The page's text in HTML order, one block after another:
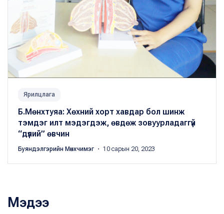
Ярилцлага
Б.Мөнхтуяа: Хөхний хорт хавдар бол шинж
тэмдэг илт мэдэгдэж, өвдөж зовуурладаггүй
“дүлий” өвчин
Буяндэлгэрийн Мөнхчимэг ・ 10 сарын 20, 2023
Мэдээ